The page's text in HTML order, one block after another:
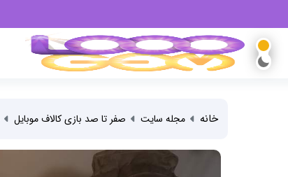
خانه مجله سایت صفر تا صد بازی کالاف موبایل